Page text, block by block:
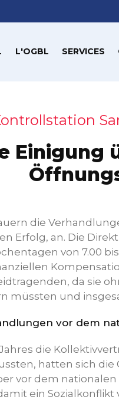
L'OGBL SERVICES
Einigung
die
Erfolg, an. Die
von 7.00
da sie
müssten und
vor dem
die
hatten sich die
vor dem
ein